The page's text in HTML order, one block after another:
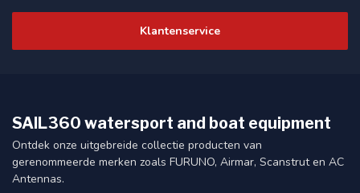
Klantenservice
SAIL360 watersport and boat equipment
Ontdek onze uitgebreide collectie producten van
gerenommeerde merken zoals FURUNO, Airmar, Scanstrut en AC
Antennas.